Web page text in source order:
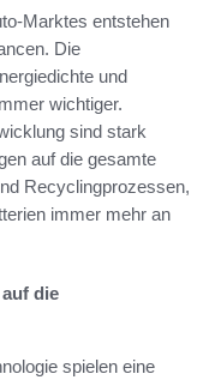
Marktes entstehen
Die
und
wichtiger.
sind stark
auf die gesamte
Recyclingprozessen,
immer mehr an
die
spielen eine